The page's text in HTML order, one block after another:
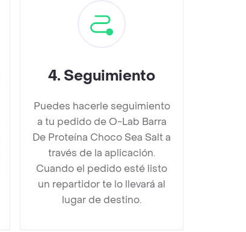
4. Seguimiento
Puedes hacerle seguimiento
a tu pedido de O-Lab Barra
De Proteína Choco Sea Salt a
través de la aplicación.
Cuando el pedido esté listo
un repartidor te lo llevará al
lugar de destino.